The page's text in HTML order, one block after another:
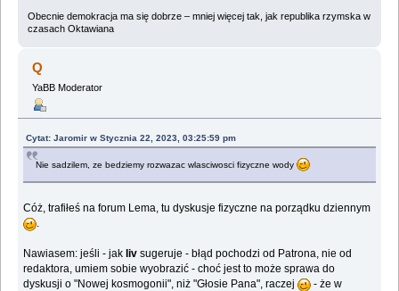
Obecnie demokracja ma się dobrze – mniej więcej tak, jak republika rzymska w
czasach Oktawiana
Q
YaBB Moderator
Cytat: Jaromir w Stycznia 22, 2023, 03:25:59 pm
Nie sadzilem, ze bedziemy rozwazac wlasciwosci fizyczne wody
Cóż, trafiłeś na forum Lema, tu dyskusje fizyczne na porządku dziennym
Nawiasem: jeśli - jakliv sugeruje - błąd pochodzi od Patrona, nie od
redaktora, umiem sobie wyobrazić - choć jest to może sprawa do
dyskusji o "Nowej kosmogonii", niż "Głosie Pana", raczej
- że w